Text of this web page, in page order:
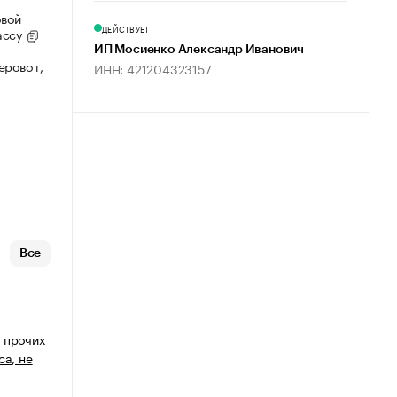
г,
Все
не
ДЕЙСТВУЕТ
ИП Мосиенко Александр Иванович
ИНН: 421204323157